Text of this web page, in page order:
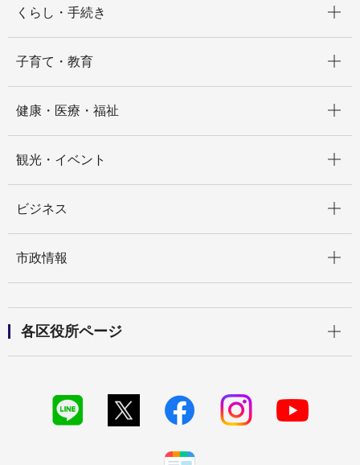
くらし・手続き
子育て・教育
健康・医療・福祉
観光・イベント
ビジネス
市政情報
各区役所ページ